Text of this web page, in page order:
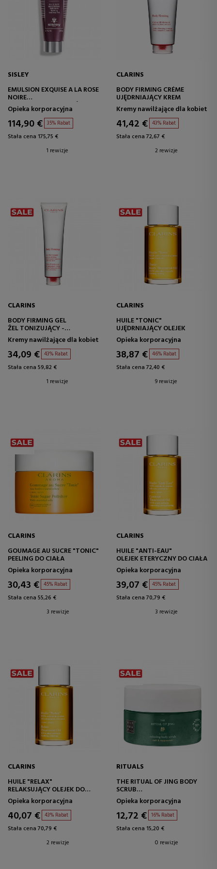
SISLEY
EMULSION EXQUISE A LA ROSE
NOIRE
ZABIEG ULTRA NAWILŻAJĄCY
Opieka korporacyjna
114,90 € 35% Rabat
Stała cena 175,75 €
1 rewizje
CLARINS
BODY FIRMING CRÉME
UJĘDRNIAJĄCY KREM
Kremy nawilżające dla kobiet
41,42 € 43% Rabat
Stała cena 72,67 €
2 rewizje
CLARINS
BODY FIRMING GEL
ŻEL TONIZUJĄCY -
UJĘDRNIAJĄCY
Kremy nawilżające dla kobiet
34,09 € 43% Rabat
Stała cena 59,82 €
1 rewizje
CLARINS
HUILE "TONIC"
UJĘDRNIAJĄCY OLEJEK
Opieka korporacyjna
38,87 € 46% Rabat
Stała cena 72,40 €
9 rewizje
CLARINS
GOUMAGE AU SUCRE "TONIC"
PEELING DO CIAŁA
Opieka korporacyjna
30,43 € 45% Rabat
Stała cena 55,26 €
3 rewizje
CLARINS
HUILE "ANTI-EAU"
OLEJEK ETERYCZNY DO CIAŁA
Opieka korporacyjna
39,07 € 45% Rabat
Stała cena 70,79 €
3 rewizje
CLARINS
HUILE "RELAX"
RELAKSUJĄCY OLEJEK DO
CIAŁA
Opieka korporacyjna
40,07 € 43% Rabat
Stała cena 70,79 €
2 rewizje
RITUALS
THE RITUAL OF JING BODY
SCRUB
PEELING DO CIAŁA Z SOLĄ
Opieka korporacyjna
12,72 € 16% Rabat
Stała cena 15,20 €
0 rewizje